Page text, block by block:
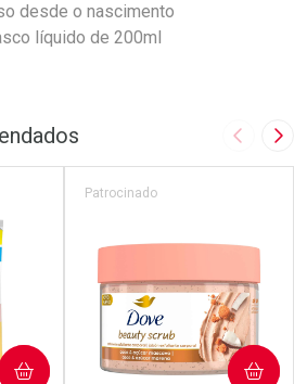
desde o nascimento
líquido de 200ml
Imagem
Patrocinado
COMPRAR